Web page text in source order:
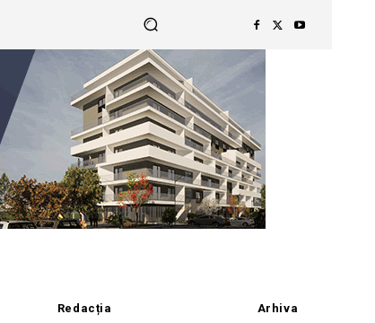
Redacția Arhiva